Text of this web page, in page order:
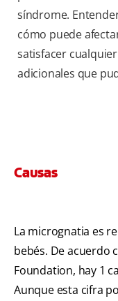
síndrome.
cómo puede
satisfacer
adicionales que
Causas
La micrognatia es
bebés. De acuerdo
Foundation, hay 1
Aunque esta cifra